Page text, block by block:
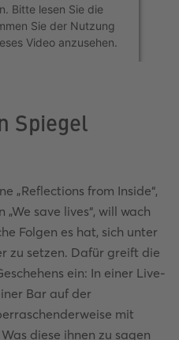
Bitte lesen Sie die
Sie der Nutzung
Video anzusehen.
Bitte lesen Sie die
Sie der Nutzung
Video anzusehen.
Spiegel
„Reflections from Inside“,
save lives“, will wach
Folgen es hat, sich unter
zu setzen. Dafür greift die
ein: In einer Live-
Bar auf der
mit
diese ihnen zu sagen